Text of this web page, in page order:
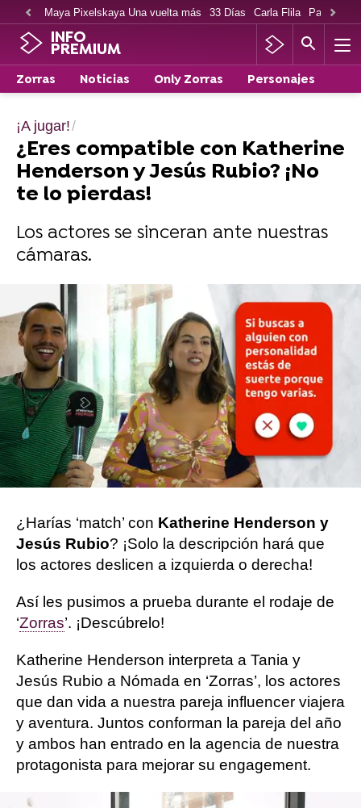
Maya Pixelskaya Una vuelta más 33 Días Carla Flila Paco
INFO
PREMIUM
Zorras Noticias Only Zorras Personajes
¡A jugar!
¿Eres compatible con Katherine
Henderson y Jesús Rubio? ¡No
te lo pierdas!
Los actores se sinceran ante nuestras
cámaras.
Ximena Rodero | Carmen Marar
Publicado: 24 de agosto de 2023, 09:22
WhatsappFacebook
TwitterFlipboard
¿Harías ‘match’ con Katherine Henderson y
Jesús Rubio? ¡Solo la descripción hará que
los actores deslicen a izquierda o derecha!
Así les pusimos a prueba durante el rodaje de
‘Zorras’. ¡Descúbrelo!
Katherine Henderson interpreta a Tania y
Jesús Rubio a Nómada en ‘Zorras’, los actores
que dan vida a nuestra pareja influencer viajera
y aventura. Juntos conforman la pareja del año
y ambos han entrado en la agencia de nuestra
protagonista para mejorar su engagement.